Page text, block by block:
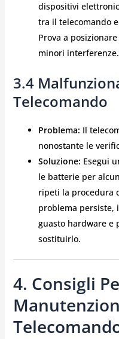
dispositivi
tra il telecomando
Prova a
minori interferenze.
3.4
Telecomando
Problema: Il
nonostante le
Soluzione: Esegui
le batterie per
ripeti la procedura
problema persiste,
guasto hardware e
sostituirlo.
4. Consigli